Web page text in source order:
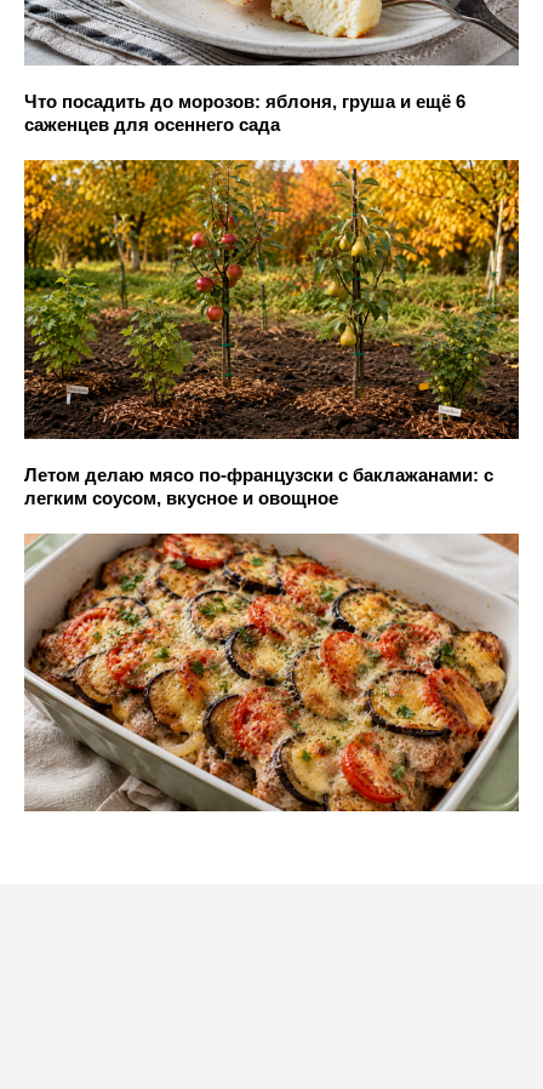
Что посадить до морозов: яблоня, груша и ещё 6
саженцев для осеннего сада
Летом делаю мясо по-французски с баклажанами: с
легким соусом, вкусное и овощное